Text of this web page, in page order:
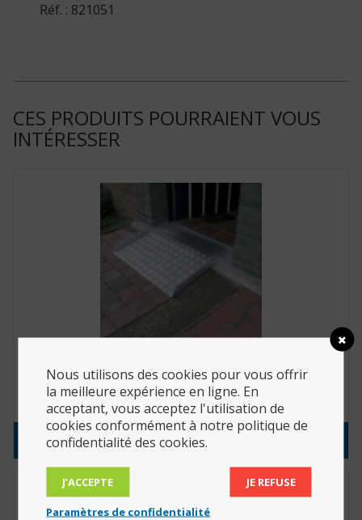
Réf. : 821051
CES PRODUITS POURRAIENT VOUS
INTÉRESSER
Passe-seuil Drive-In 1, 120 cm (Réf. : DI1120)
636.90€
Consulter le produit
Nous utilisons des cookies pour vous offrir
la meilleure expérience en ligne. En
acceptant, vous acceptez l'utilisation de
cookies conformément à notre politique de
confidentialité des cookies.
J’ACCEPTE JE REFUSE
Paramètres de confidentialité